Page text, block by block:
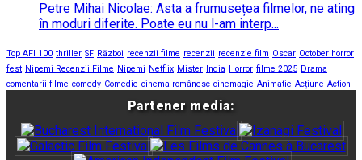
Petre Mihai Nicolae: Asta a frumusețea filmelor, ne ating
în moduri diferite. Poate eu nu l-am interp...
Top AFI 100 thriller SF Război recenzii filme recenzii recenzie film Oscar October horror
fest Nipemi Recenzii Filme Nipemi Netflix Mister India Horror filme 2025 Drama
comentarii filme comedy Comedie cinema românesc cinemagie Animatie Acțiune Action
Partener media: